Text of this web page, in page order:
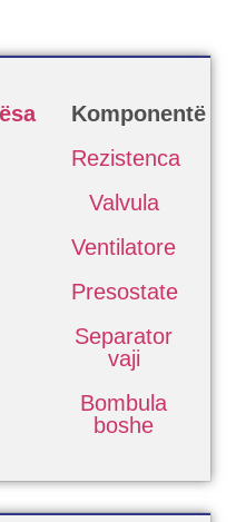
Komponentë
Rezistenca
Valvula
Ventilatore
Presostate
Separator
vaji
Bombula
boshe